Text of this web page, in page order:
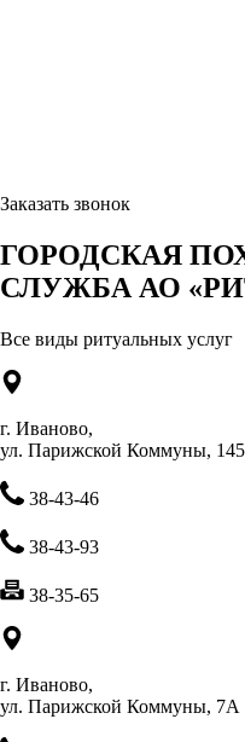
Заказать звонок
ГОРОДСКАЯ
СЛУЖБА АО
Все виды ритуальных услуг
г. Иваново,
ул. Парижской Коммуны,
38-43-46
38-43-93
38-35-65
г. Иваново,
ул. Парижской Коммуны, 7А